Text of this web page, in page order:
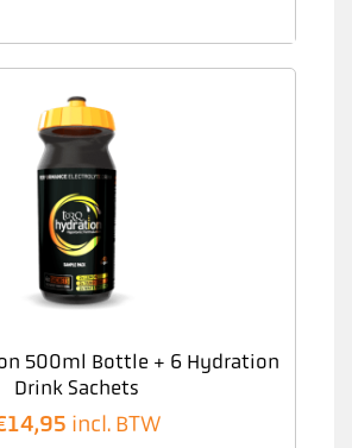
500ml Bottle + 6 Hydration
Drink Sachets
14,95 incl. BTW